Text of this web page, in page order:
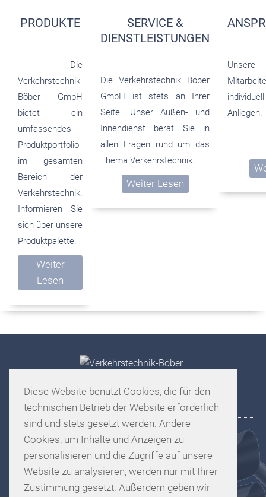
PRODUKTE
Die
Verkehrstechnik
Böber GmbH
bietet ein
umfassendes
Produktportfolio
im gesamten
Bereich der
Verkehrstechnik.
Informieren Sie
sich über unsere
Produktpalette.
Weiter
Lesen
SERVICE &
DIENSTLEISTUNGEN
Die Verkehrstechnik Böber
GmbH ist stets an Ihrer
Seite. Unser Außen- und
Innendienst berät Sie in
allen Fragen rund um das
Thema Verkehrstechnik.
Weiter Lesen
Anliegen.
Start Unternehmen
Ansprechpartner Referenzen
Kontakt Impressum
Datenschutz
Diese Website benutzt Cookies, die für den
technischen Betrieb der Website erforderlich
sind und stets gesetzt werden. Andere
Cookies, um Inhalte und Anzeigen zu
personalisieren und die Zugriffe auf unsere
Website zu analysieren, werden nur mit Ihrer
Zustimmung gesetzt. Außerdem geben wir